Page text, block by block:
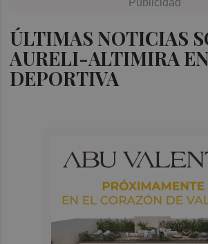
ÚLTIMAS NOTICIAS
AURELI-ALTIMIRA
DEPORTIVA